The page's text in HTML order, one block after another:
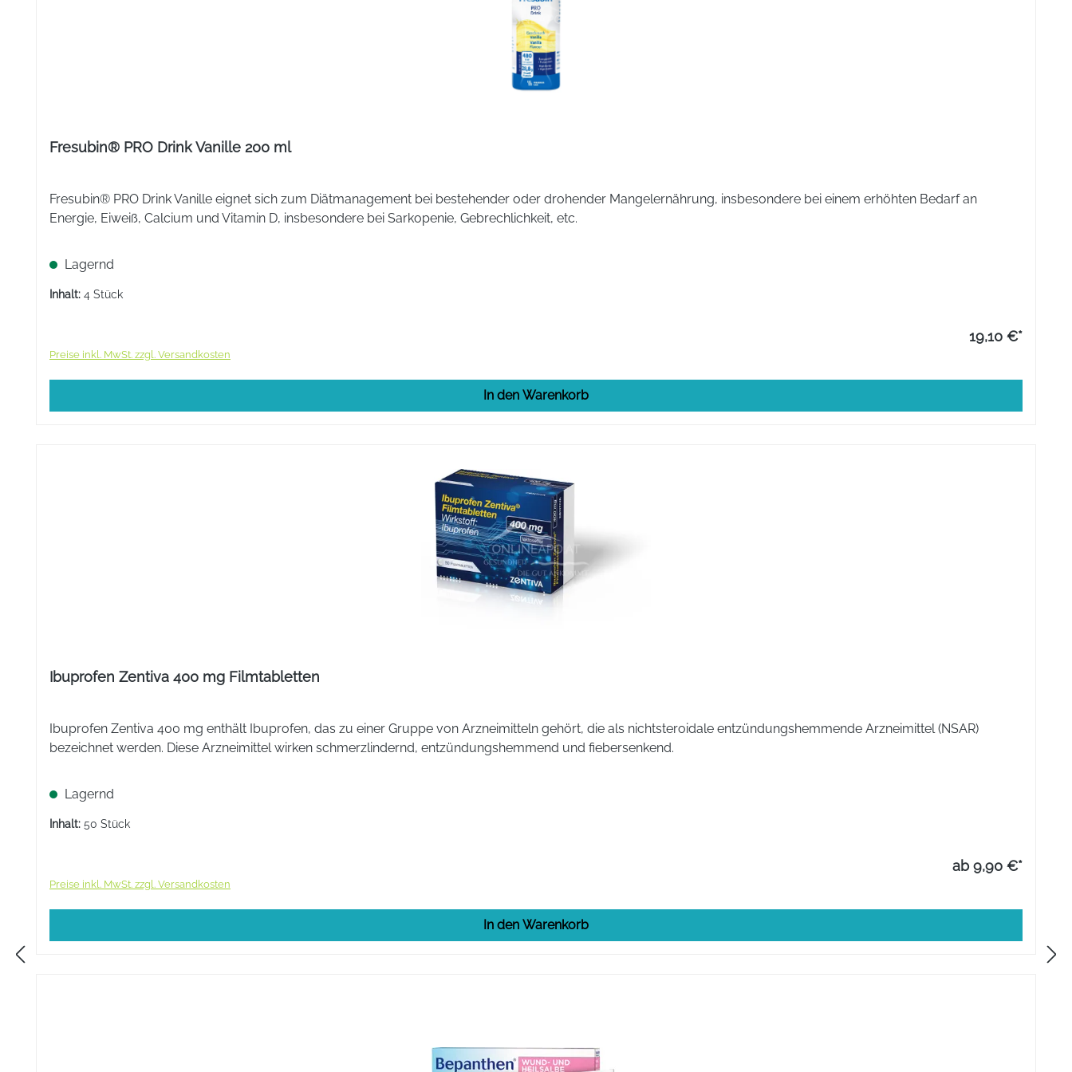
Magnesiumstearat, Hypromellose, Macrogol 6000, SiliconAntischaumemulsion SE 4.
Fresubin® PRO Drink Vanille 200 ml
Fresubin® PRO Drink Vanille eignet sich zum Diätmanagement bei bestehender oder drohender Mangelernährung, insbesondere bei einem erhöhten Bedarf an
Energie, Eiweiß, Calcium und Vitamin D, insbesondere bei Sarkopenie, Gebrechlichkeit, etc.
Lagernd
Inhalt: 4 Stück
19,10 €*
Preise inkl. MwSt. zzgl. Versandkosten
In den Warenkorb
Ibuprofen Zentiva 400 mg Filmtabletten
Ibuprofen Zentiva 400 mg enthält Ibuprofen, das zu einer Gruppe von Arzneimitteln gehört, die als nichtsteroidale entzündungshemmende Arzneimittel (NSAR)
bezeichnet werden. Diese Arzneimittel wirken schmerzlindernd, entzündungshemmend und fiebersenkend.
Lagernd
Inhalt: 50 Stück
ab 9,90 €*
Preise inkl. MwSt. zzgl. Versandkosten
In den Warenkorb